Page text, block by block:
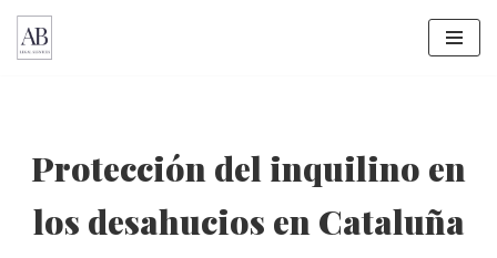
Saltar
Protección del inquilino en
los desahucios en Cataluña